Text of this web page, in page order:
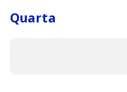
Quarta